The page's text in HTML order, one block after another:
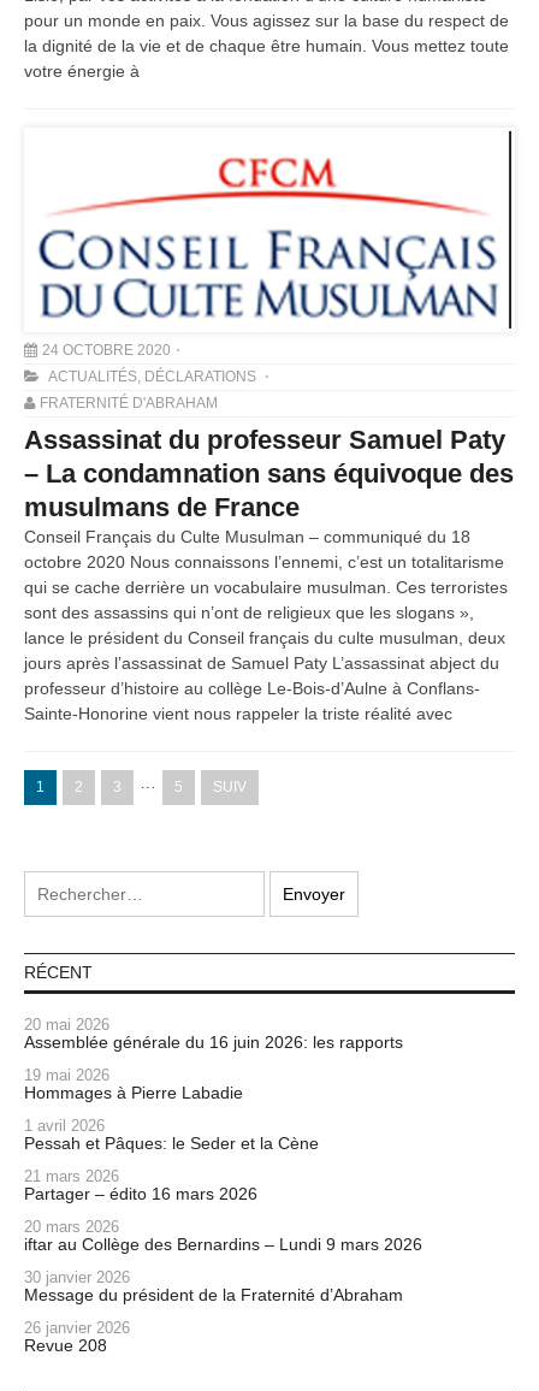
pour un monde en paix. Vous agissez sur la base du respect de
la dignité de la vie et de chaque être humain. Vous mettez toute
votre énergie à
24 OCTOBRE 2020
ACTUALITÉS, DÉCLARATIONS
FRATERNITÉ D'ABRAHAM
Assassinat du professeur Samuel Paty
– La condamnation sans équivoque des
musulmans de France
Conseil Français du Culte Musulman – communiqué du 18
octobre 2020 Nous connaissons l’ennemi, c’est un totalitarisme
qui se cache derrière un vocabulaire musulman. Ces terroristes
sont des assassins qui n’ont de religieux que les slogans »,
lance le président du Conseil français du culte musulman, deux
jours après l’assassinat de Samuel Paty L’assassinat abject du
professeur d’histoire au collège Le-Bois-d’Aulne à Conflans-
Sainte-Honorine vient nous rappeler la triste réalité avec
1 2 3 5 SUIV
RÉCENT
20 mai 2026
Assemblée générale du 16 juin 2026: les rapports
19 mai 2026
Hommages à Pierre Labadie
1 avril 2026
Pessah et Pâques: le Seder et la Cène
21 mars 2026
Partager – édito 16 mars 2026
20 mars 2026
iftar au Collège des Bernardins – Lundi 9 mars 2026
30 janvier 2026
Message du président de la Fraternité d’Abraham
26 janvier 2026
Revue 208